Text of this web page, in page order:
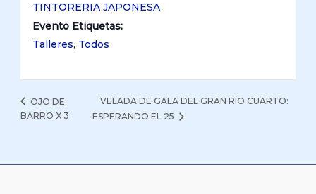
TINTORERIA JAPONESA
Evento Etiquetas:
Talleres, Todos
OJO DE
BARRO X 3
VELADA DE GALA DEL GRAN RÍO CUARTO:
ESPERANDO EL 25